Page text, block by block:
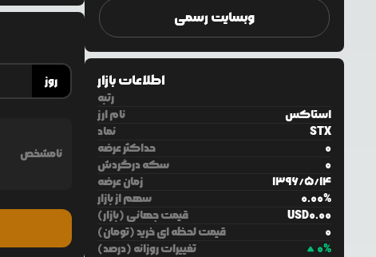
روز
نامشخص
وبسایت رسمی
اطلاعات بازار
رتبه
نام ارز
استاکس
نماد
STX
حداکثر عرضه
0
سکه درگردش
0
زمان عرضه
1396/5/14
سهم از بازار
0.00%
قیمت جهانی (بازار)
USD0.00
قیمت لحظه ای خرید (تومان)
0
تغییرات روزانه (درصد)
0%